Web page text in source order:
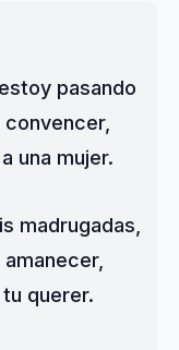
pasando
una mujer.
madrugadas,
querer.